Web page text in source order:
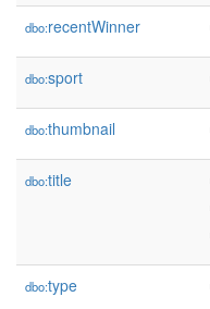
dbo:recentWinner
dbo:sport
dbo:thumbnail
dbo:title
dbo:type